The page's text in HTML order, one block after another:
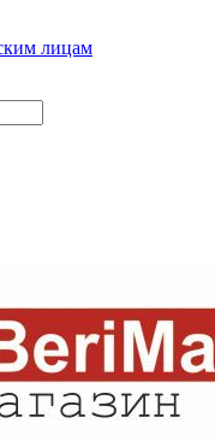
лицам